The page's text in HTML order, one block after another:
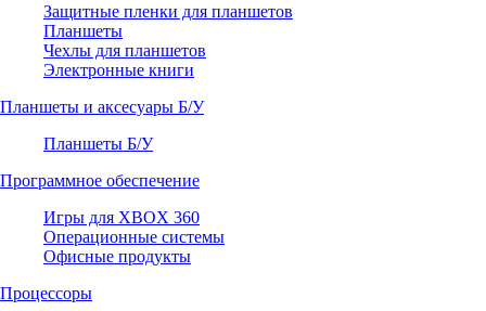
Защитные пленки для планшетов
Планшеты
Чехлы для планшетов
Электронные книги
Планшеты и аксесуары Б/У
Планшеты Б/У
Программное обеспечение
Игры для XBOX 360
Операционные системы
Офисные продукты
Процессоры